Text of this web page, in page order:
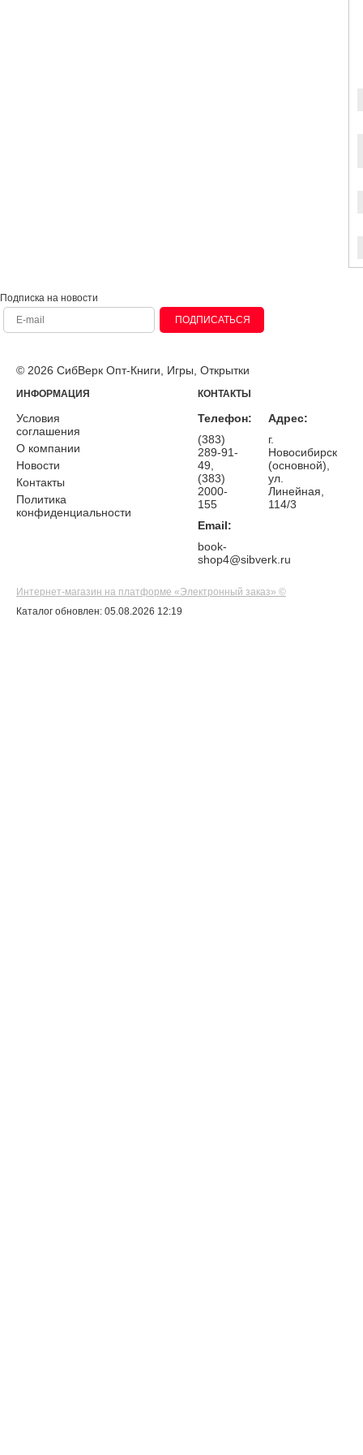
Подписка на новости
ПОДПИСАТЬСЯ
© 2026 СибВерк Опт-Книги, Игры, Открытки
ИНФОРМАЦИЯ
Условия
соглашения
О компании
Новости
Контакты
Политика
конфиденциальности
КОНТАКТЫ
Телефон:
(383)
289-91-
49,
(383)
2000-
155
Email:
book-
shop4@sibverk.ru
Адрес:
г.
Новосибирск
(основной),
ул.
Линейная,
114/3
Интернет-магазин на платформе «Электронный заказ» ©
Каталог обновлен: 05.08.2026 12:19